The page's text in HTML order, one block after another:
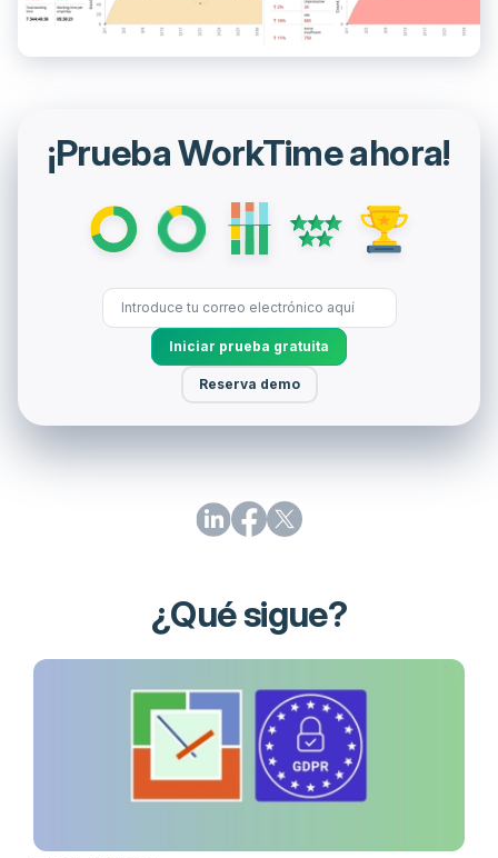
¡Prueba WorkTime ahora!
Iniciar prueba gratuita
Reserva demo
¿Qué sigue?